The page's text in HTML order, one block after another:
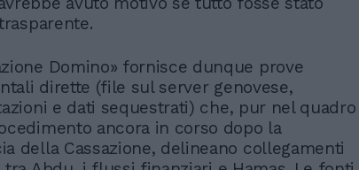
Domino» fornisce dunque prove
dirette (file sul server genovese,
e dati sequestrati) che, pur nel quadro
ancora in corso dopo la
della Cassazione, delineano collegamenti